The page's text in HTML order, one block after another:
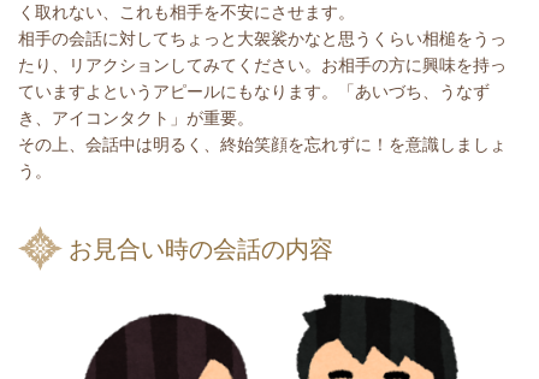
く取れない、これも相手を不安にさせます。
相手の会話に対してちょっと大袈裟かなと思うくらい相槌をうっ
たり、リアクションしてみてください。お相手の方に興味を持っ
ていますよというアピールにもなります。「あいづち、うなず
き、アイコンタクト」が重要。
その上、会話中は明るく、終始笑顔を忘れずに！を意識しましょ
う。
お見合い時の会話の内容